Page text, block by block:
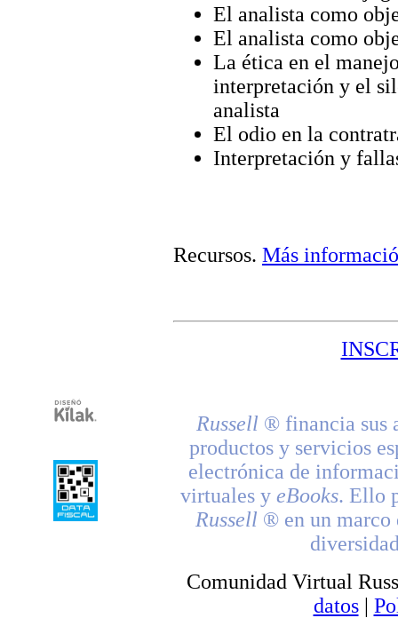
El analista como
El analista como
La ética en el
interpretación y el
analista
El odio en la
Interpretación y
Recursos. Más
Russell ® financia sus
productos y servicios
electrónica de
virtuales y eBooks. Ello
Russell ® en un marco
Comunidad Virtual
datos|